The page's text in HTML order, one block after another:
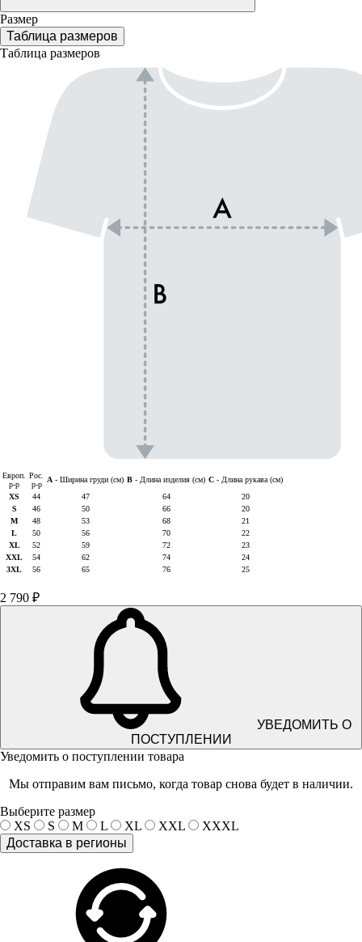
Размер
Таблица размеров
Таблица размеров
Европ.
р-р
Рос.
р-р
A - Ширина груди (см) B - Длина изделия (см) C - Длина рукава (см)
XS
44 47 64
20
S
46 50 66
20
M
48 53 68
21
L
50 56 70
22
XL
52 59 72
23
XXL
54 62 74
24
3XL
56 65 76 25
2 790 ₽
УВЕДОМИТЬ О
ПОСТУПЛЕНИИ
Уведомить о поступлении товара
Мы отправим вам письмо, когда товар снова будет в наличии.
Выберите размер
XS
S M L XL XXL
XXXL
Доставка в регионы